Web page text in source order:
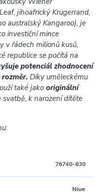
jihoafrický Krugerrand,
australský Kangaroo), je
investiční mince
v řádech milionů kusů,
republice se počítá na
potenciál zhodnocení
Díky uměleckému
také jako originální
k narození dítěte
76740-630
Niue